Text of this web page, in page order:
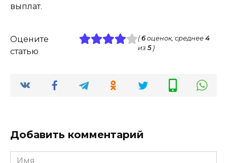
выплат.
Оцените
статью
(6оценок, среднее4
из5)
Добавить комментарий
Имя